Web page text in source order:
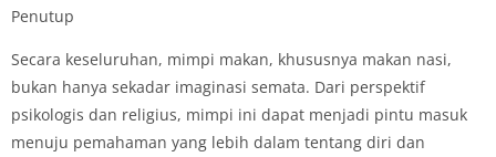
Penutup
Secara keseluruhan, mimpi makan, khususnya makan nasi,
bukan hanya sekadar imaginasi semata. Dari perspektif
psikologis dan religius, mimpi ini dapat menjadi pintu masuk
menuju pemahaman yang lebih dalam tentang diri dan